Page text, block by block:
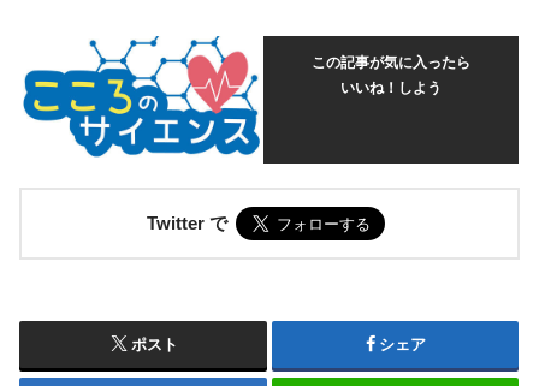
この記事が気に入ったら
いいね！しよう
Twitter で
ポスト シェア